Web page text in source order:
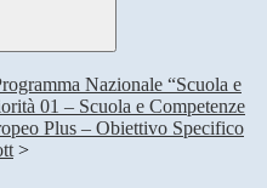
Nazionale “Scuola e
01 – Scuola e Competenze
Plus – Obiettivo Specifico
>